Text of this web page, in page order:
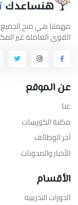
مهمتنا هي منح
القوى العاملة غير
عن الموقع
عنا
مكتبة الكورسات
آخر الوظائف
الأخبار والمدونات
الأقسام
الدورات التدريبيه